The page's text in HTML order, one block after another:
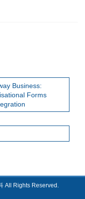
Business:
Forms
All Rights Reserved.